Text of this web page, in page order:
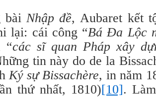
bài Nhập đề, Aubaret kết
lại: cái công “Bá Đa Lộc
“các sĩ quan Pháp xây
tin này do de la
Ký sự Bissachère, in năm
thứ nhất, 1810)[10].